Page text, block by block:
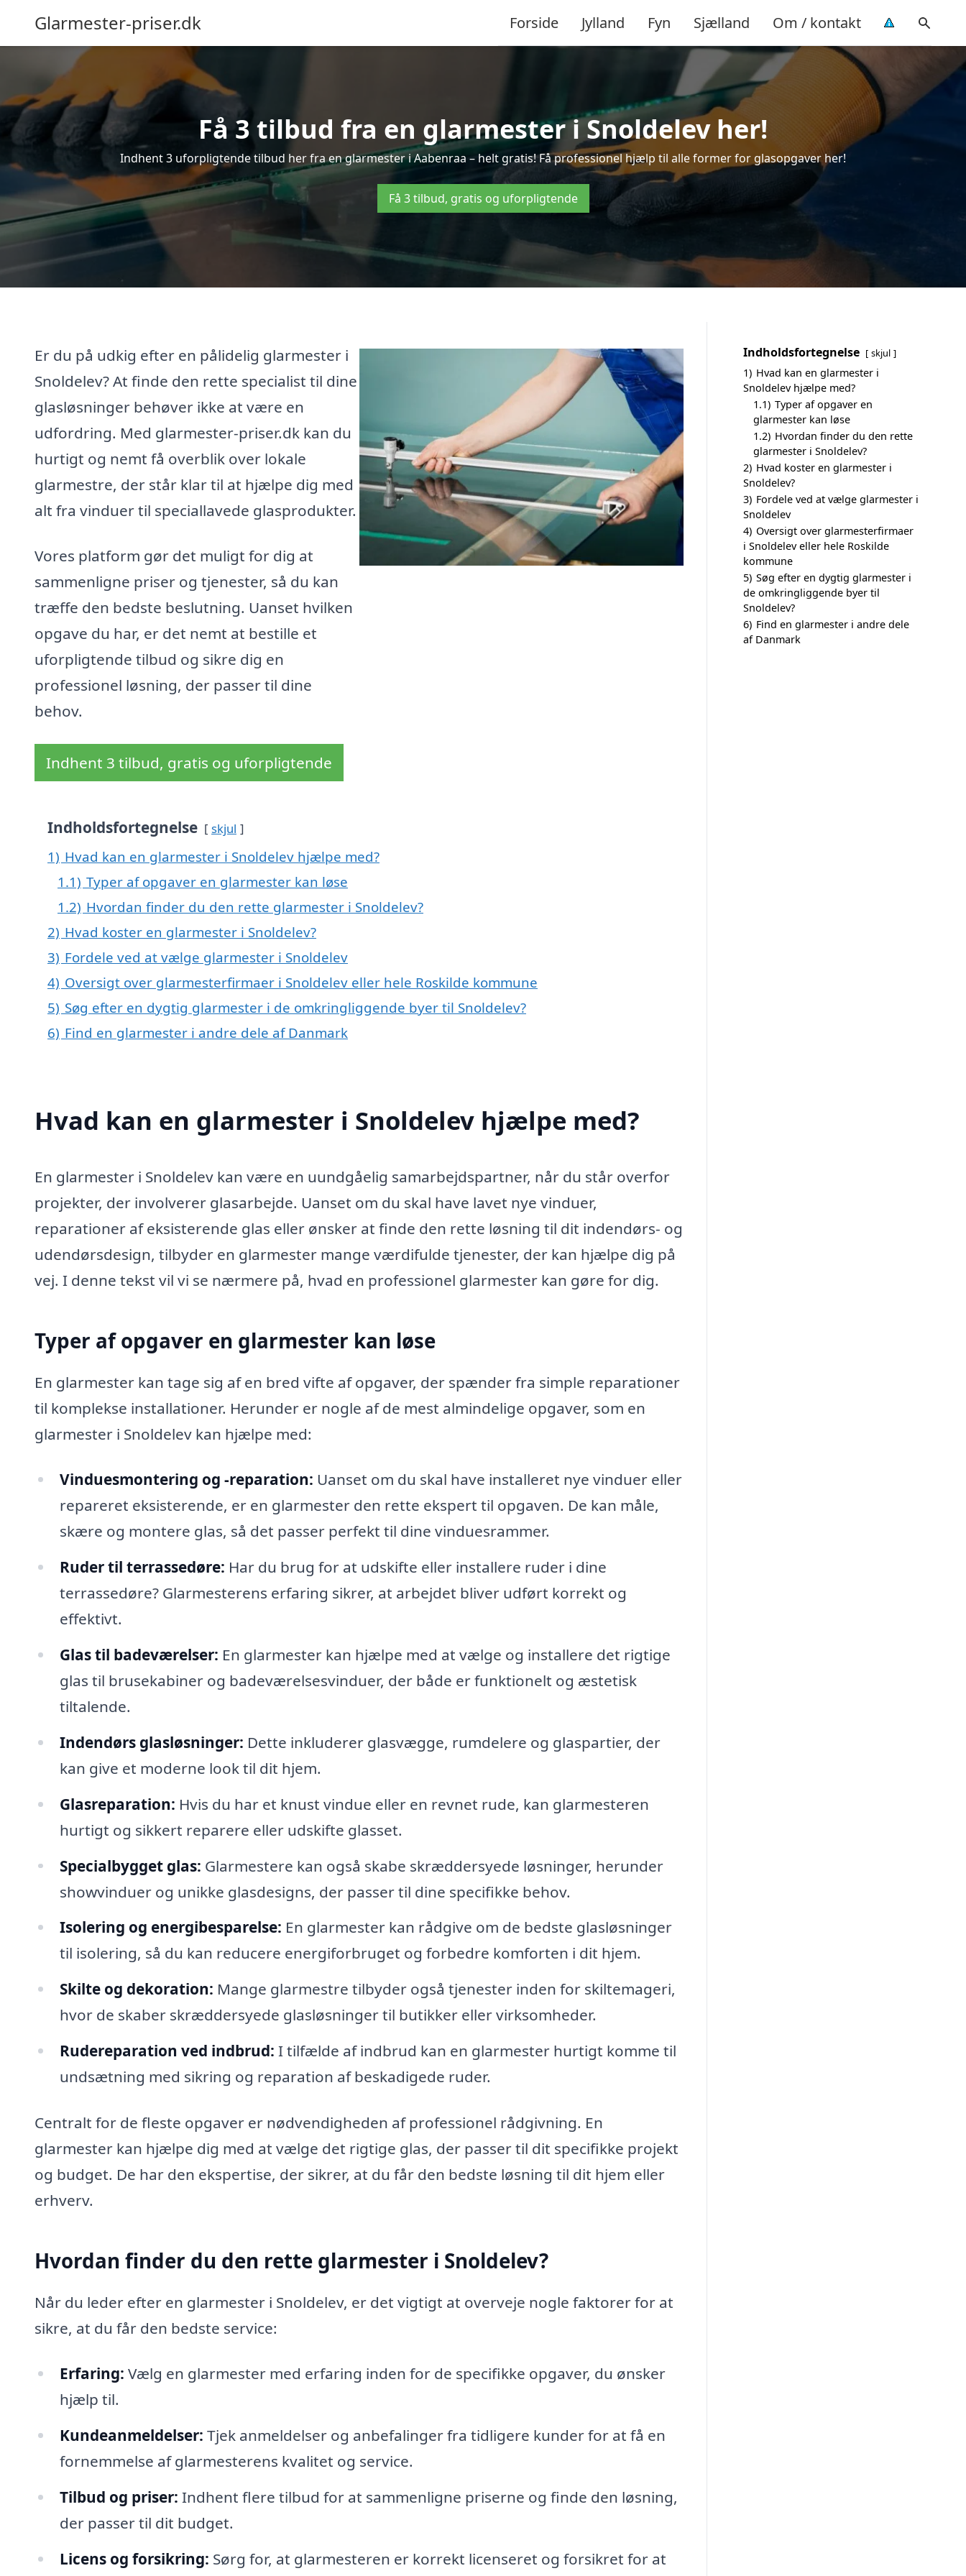
Glarmester-priser.dk Forside Jylland Fyn Sjælland Om / kontakt
Få 3 tilbud fra en glarmester i Snoldelev her!
Indhent 3 uforpligtende tilbud her fra en glarmester i Aabenraa – helt gratis! Få professionel hjælp til alle former for glasopgaver her!
Få 3 tilbud, gratis og uforpligtende
Er du på udkig efter en pålidelig glarmester i
Snoldelev? At finde den rette specialist til dine
glasløsninger behøver ikke at være en
udfordring. Med glarmester-priser.dk kan du
hurtigt og nemt få overblik over lokale
glarmestre, der står klar til at hjælpe dig med
alt fra vinduer til speciallavede glasprodukter.
Vores platform gør det muligt for dig at
sammenligne priser og tjenester, så du kan
træffe den bedste beslutning. Uanset hvilken
opgave du har, er det nemt at bestille et
uforpligtende tilbud og sikre dig en
professionel løsning, der passer til dine
behov.
Indhent 3 tilbud, gratis og uforpligtende
Indholdsfortegnelse skjul
1) Hvad kan en glarmester i Snoldelev hjælpe med?
1.1) Typer af opgaver en glarmester kan løse
1.2) Hvordan finder du den rette glarmester i Snoldelev?
2) Hvad koster en glarmester i Snoldelev?
3) Fordele ved at vælge glarmester i Snoldelev
4) Oversigt over glarmesterfirmaer i Snoldelev eller hele Roskilde kommune
5) Søg efter en dygtig glarmester i de omkringliggende byer til Snoldelev?
6) Find en glarmester i andre dele af Danmark
Hvad kan en glarmester i Snoldelev hjælpe med?
En glarmester i Snoldelev kan være en uundgåelig samarbejdspartner, når du står overfor
projekter, der involverer glasarbejde. Uanset om du skal have lavet nye vinduer,
reparationer af eksisterende glas eller ønsker at finde den rette løsning til dit indendørs- og
udendørsdesign, tilbyder en glarmester mange værdifulde tjenester, der kan hjælpe dig på
vej. I denne tekst vil vi se nærmere på, hvad en professionel glarmester kan gøre for dig.
Typer af opgaver en glarmester kan løse
En glarmester kan tage sig af en bred vifte af opgaver, der spænder fra simple reparationer
til komplekse installationer. Herunder er nogle af de mest almindelige opgaver, som en
glarmester i Snoldelev kan hjælpe med:
Vinduesmontering og -reparation: Uanset om du skal have installeret nye vinduer eller
repareret eksisterende, er en glarmester den rette ekspert til opgaven. De kan måle,
skære og montere glas, så det passer perfekt til dine vinduesrammer.
Ruder til terrassedøre: Har du brug for at udskifte eller installere ruder i dine
terrassedøre? Glarmesterens erfaring sikrer, at arbejdet bliver udført korrekt og
effektivt.
Glas til badeværelser: En glarmester kan hjælpe med at vælge og installere det rigtige
glas til brusekabiner og badeværelsesvinduer, der både er funktionelt og æstetisk
tiltalende.
Indendørs glasløsninger: Dette inkluderer glasvægge, rumdelere og glaspartier, der
kan give et moderne look til dit hjem.
Glasreparation: Hvis du har et knust vindue eller en revnet rude, kan glarmesteren
hurtigt og sikkert reparere eller udskifte glasset.
Specialbygget glas: Glarmestere kan også skabe skræddersyede løsninger, herunder
showvinduer og unikke glasdesigns, der passer til dine specifikke behov.
Isolering og energibesparelse: En glarmester kan rådgive om de bedste glasløsninger
til isolering, så du kan reducere energiforbruget og forbedre komforten i dit hjem.
Skilte og dekoration: Mange glarmestre tilbyder også tjenester inden for skiltemageri,
hvor de skaber skræddersyede glasløsninger til butikker eller virksomheder.
Rudereparation ved indbrud: I tilfælde af indbrud kan en glarmester hurtigt komme til
undsætning med sikring og reparation af beskadigede ruder.
Centralt for de fleste opgaver er nødvendigheden af professionel rådgivning. En
glarmester kan hjælpe dig med at vælge det rigtige glas, der passer til dit specifikke projekt
og budget. De har den ekspertise, der sikrer, at du får den bedste løsning til dit hjem eller
erhverv.
Hvordan finder du den rette glarmester i Snoldelev?
Når du leder efter en glarmester i Snoldelev, er det vigtigt at overveje nogle faktorer for at
sikre, at du får den bedste service:
Erfaring: Vælg en glarmester med erfaring inden for de specifikke opgaver, du ønsker
hjælp til.
Kundeanmeldelser: Tjek anmeldelser og anbefalinger fra tidligere kunder for at få en
fornemmelse af glarmesterens kvalitet og service.
Tilbud og priser: Indhent flere tilbud for at sammenligne priserne og finde den løsning,
der passer til dit budget.
Licens og forsikring: Sørg for, at glarmesteren er korrekt licenseret og forsikret for at
Indholdsfortegnelse skjul
1) Hvad kan en glarmester i
Snoldelev hjælpe med?
1.1) Typer af opgaver en
glarmester kan løse
1.2) Hvordan finder du den rette
glarmester i Snoldelev?
2) Hvad koster en glarmester i
Snoldelev?
3) Fordele ved at vælge glarmester i
Snoldelev
4) Oversigt over glarmesterfirmaer
i Snoldelev eller hele Roskilde
kommune
5) Søg efter en dygtig glarmester i
de omkringliggende byer til
Snoldelev?
6) Find en glarmester i andre dele
af Danmark